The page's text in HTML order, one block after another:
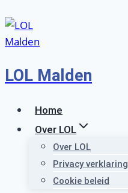
naar
inhoud
LOL Malden
Home
Over LOL
Over LOL
Privacy verklaring
Cookie beleid